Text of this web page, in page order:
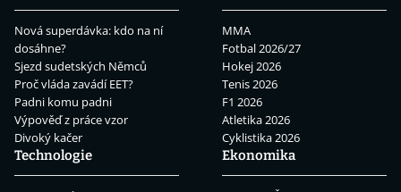
Nová superdávka: kdo na ní
dosáhne?
Sjezd sudetských Němců
Proč vláda zavádí EET?
Padni komu padni
Výpověď z práce vzor
Divoký kačer
MMA
Fotbal 2026/27
Hokej 2026
Tenis 2026
F1 2026
Atletika 2026
Cyklistika 2026
Technologie
Ekonomika